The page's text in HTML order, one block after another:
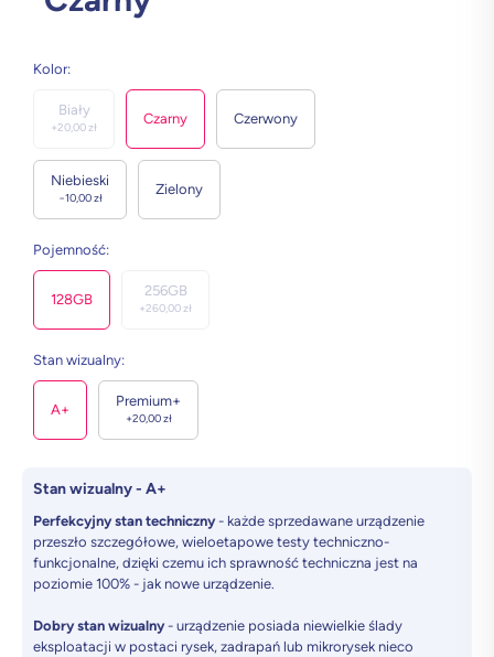
Kolor:
Biały
+20,00zł
Czarny Czerwony
Niebieski
−10,00zł
Zielony
Pojemność:
128GB
256GB
+260,00zł
Stan wizualny:
A+
Premium+
+20,00zł
Stan wizualny - A+
Perfekcyjny stan techniczny- każde sprzedawane urządzenie
przeszło szczegółowe, wieloetapowe testy techniczno-
funkcjonalne, dzięki czemu ich sprawność techniczna jest na
poziomie 100% - jak nowe urządzenie.
Dobry stan wizualny- urządzenie posiada niewielkie ślady
eksploatacji w postaci rysek, zadrapań lub mikrorysek nieco